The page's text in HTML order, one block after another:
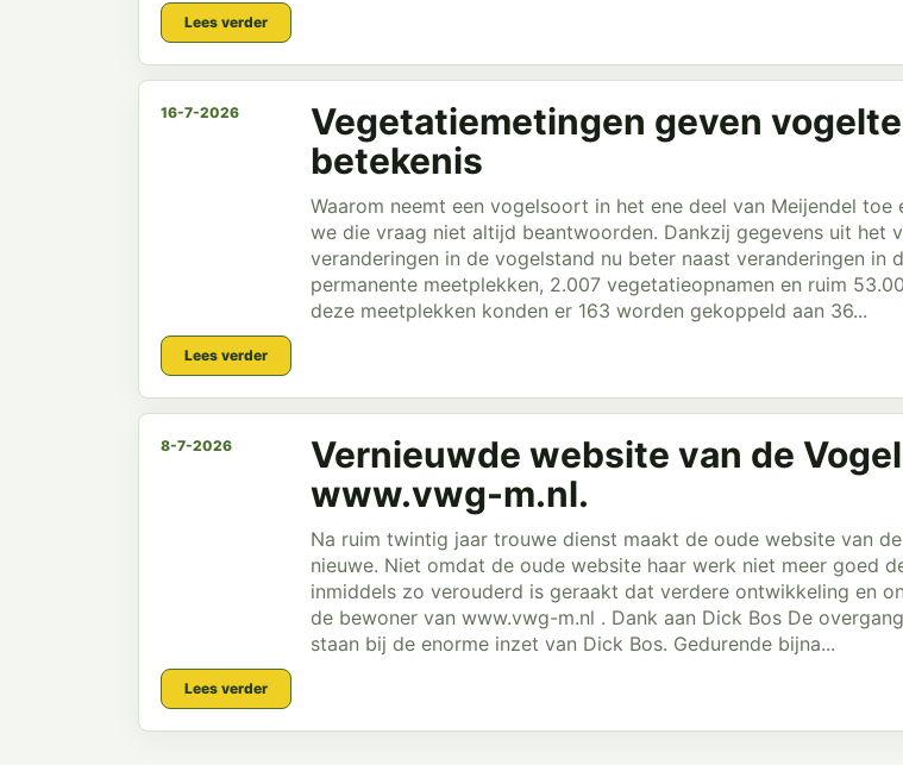
Lees verder
16-7-2026
Vegetatiemetingen geven
betekenis
Waarom neemt een vogelsoort in het ene deel van Meijendel
we die vraag niet altijd beantwoorden. Dankzij gegevens uit het
veranderingen in de vogelstand nu beter naast veranderingen
permanente meetplekken, 2.007 vegetatieopnamen en ruim
deze meetplekken konden er 163 worden gekoppeld aan 36...
Lees verder
8-7-2026
Vernieuwde website van de
www.vwg-m.nl.
Na ruim twintig jaar trouwe dienst maakt de oude website van
nieuwe. Niet omdat de oude website haar werk niet meer goed
inmiddels zo verouderd is geraakt dat verdere ontwikkeling en
de bewoner van www.vwg-m.nl . Dank aan Dick Bos De
staan bij de enorme inzet van Dick Bos. Gedurende bijna...
Lees verder